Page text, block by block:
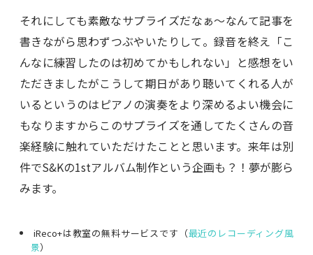
それにしても素敵なサプライズだなぁ～なんて記事を
書きながら思わずつぶやいたりして。録音を終え「こ
んなに練習したのは初めてかもしれない」と感想をい
ただきましたがこうして期日があり聴いてくれる人が
いるというのはピアノの演奏をより深めるよい機会に
もなりますからこのサプライズを通してたくさんの音
楽経験に触れていただけたことと思います。来年は別
件でS&Kの1stアルバム制作という企画も？！夢が膨ら
みます。
iReco+は教室の無料サービスです（最近のレコーディング風
景）